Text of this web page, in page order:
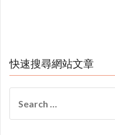
快速搜尋網站文章
for: